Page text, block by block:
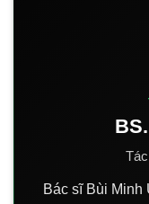
Bác sĩ Bùi Minh